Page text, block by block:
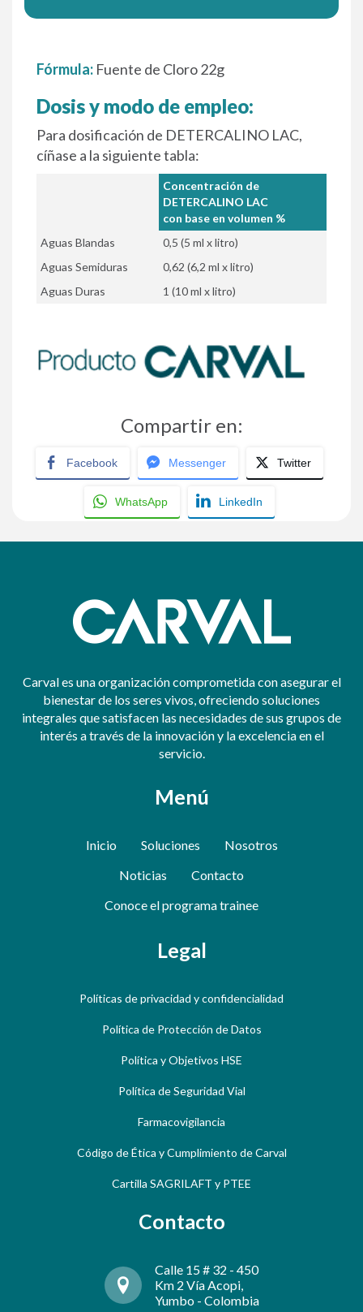
Fórmula: Fuente de Cloro 22g
Dosis y modo de empleo:
Para dosificación de DETERCALINO LAC,
cíñase a la siguiente tabla:
Concentración de
DETERCALINO LAC
con base en volumen %
Aguas Blandas
0,5 (5 ml x litro)
Aguas Semiduras
0,62 (6,2 ml x litro)
Aguas Duras
1 (10 ml x litro)
Compartir en:
Facebook Messenger Twitter
WhatsApp LinkedIn
Carval es una organización comprometida con asegurar el
bienestar de los seres vivos, ofreciendo soluciones
integrales que satisfacen las necesidades de sus grupos de
interés a través de la innovación y la excelencia en el
servicio.
Menú
Inicio Soluciones
Nosotros
Noticias
Contacto
Conoce el programa trainee
Legal
Políticas de privacidad y confidencialidad
Política de Protección de Datos
Política y Objetivos HSE
Política de Seguridad Vial
Farmacovigilancia
Código de Ética y Cumplimiento de Carval
Cartilla SAGRILAFT y PTEE
Contacto
Calle 15 # 32 - 450
Km 2 Vía Acopi,
Yumbo - Colombia